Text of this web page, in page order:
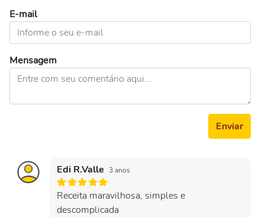
E-mail
Mensagem
Enviar
Edi R.Valle 3 anos
Receita maravilhosa, simples e
descomplicada